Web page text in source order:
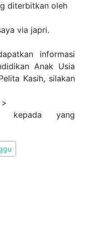
diterbitkan oleh
via japri.
informasi
Anak Usia
Kasih, silakan
kepada yang